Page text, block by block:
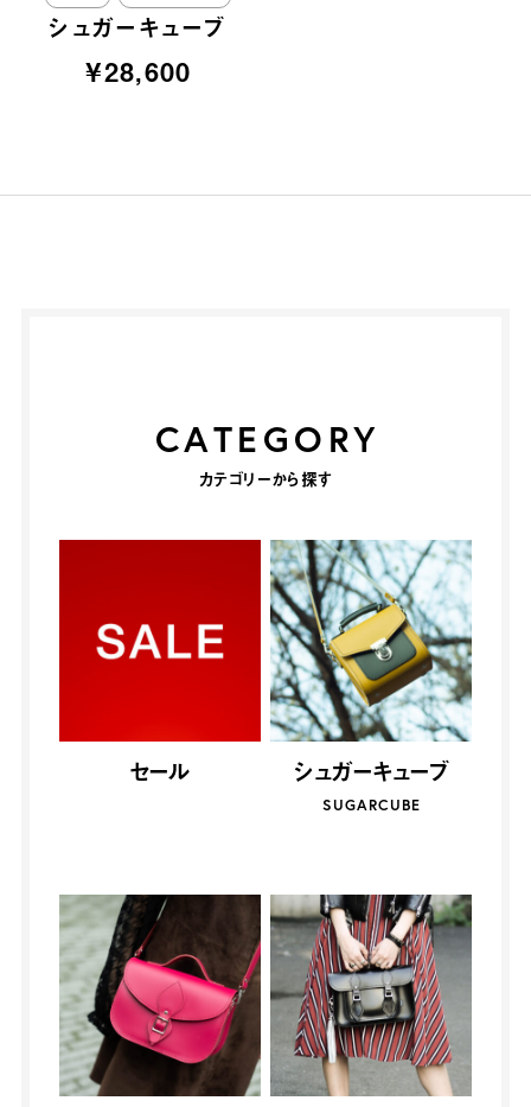
シュガーキューブ
¥28,600
CATEGORY
カテゴリーから探す
セール シュガーキューブ
SUGARCUBE